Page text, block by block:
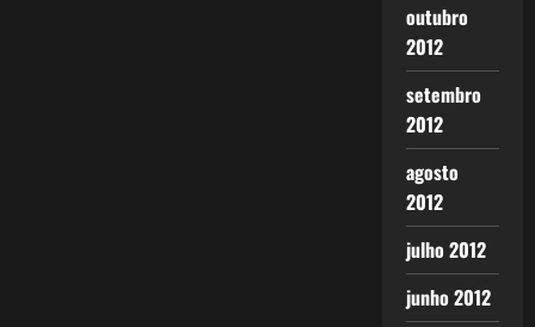
outubro
2012
setembro
2012
agosto
2012
julho 2012
junho 2012